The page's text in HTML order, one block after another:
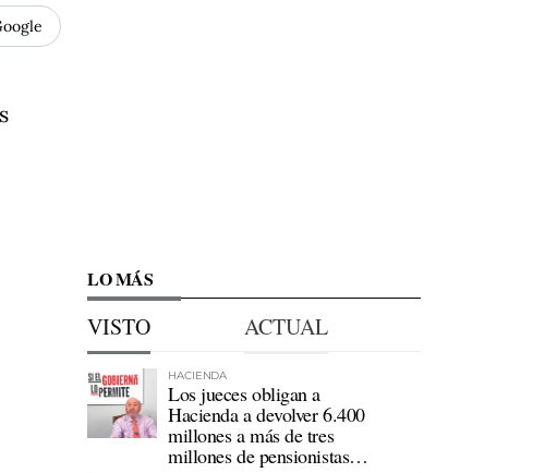
LO MÁS
VISTO ACTUAL
HACIENDA
Los jueces obligan a
Hacienda a devolver 6.400
millones a más de tres
millones de pensionistas